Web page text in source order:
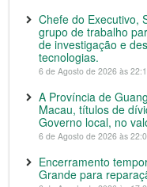
Chefe do Executivo,
grupo de trabalho
de investigação e
tecnologias.
6 de Agosto de 2026 às
A Província de
Macau, títulos de
Governo local, no
6 de Agosto de 2026 às
Encerramento
Grande para